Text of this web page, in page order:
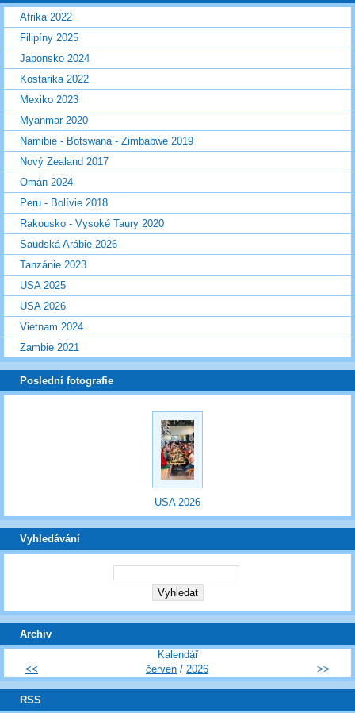
Afrika 2022
Filipíny 2025
Japonsko 2024
Kostarika 2022
Mexiko 2023
Myanmar 2020
Namibie - Botswana - Zimbabwe 2019
Nový Zealand 2017
Omán 2024
Peru - Bolívie 2018
Rakousko - Vysoké Taury 2020
Saudská Arábie 2026
Tanzánie 2023
USA 2025
USA 2026
Vietnam 2024
Zambie 2021
Poslední fotografie
USA 2026
Vyhledávání
Archiv
Kalendář
<<
červen / 2026 >>
RSS